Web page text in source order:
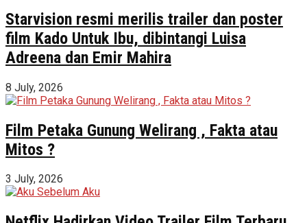
Starvision resmi merilis trailer dan poster
film Kado Untuk Ibu, dibintangi Luisa
Adreena dan Emir Mahira
8 July, 2026
Film Petaka Gunung Welirang , Fakta atau
Mitos ?
3 July, 2026